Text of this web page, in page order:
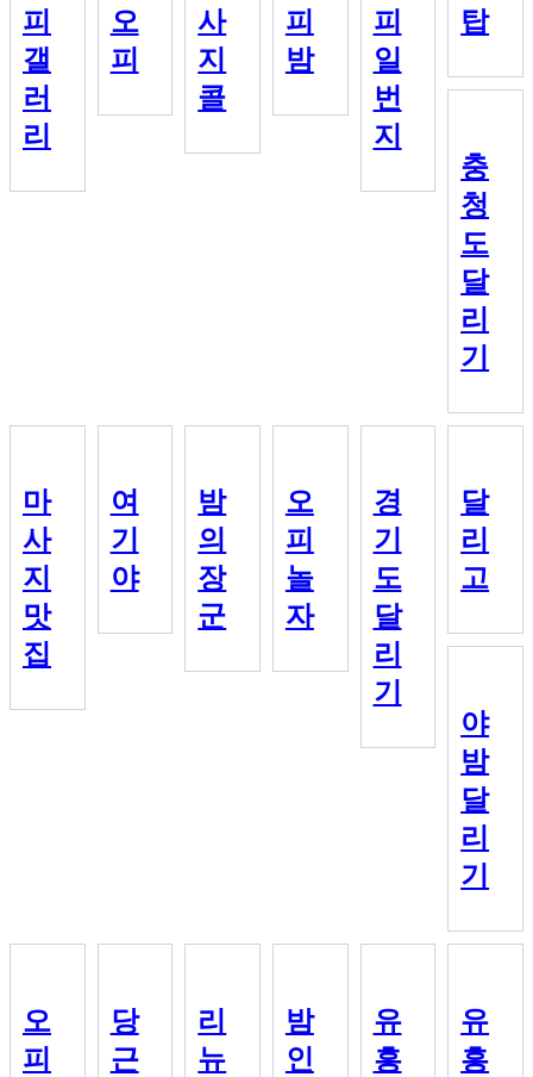
피
갤
러
리
오
피
사
지
콜
피
밤
피
일
번
지
탑
충
청
도
달
리
기
마
사
지
맛
집
여
기
야
밤
의
장
군
오
피
놀
자
경
기
도
달
리
기
달
리
고
야
밤
달
리
기
오
피
당
근
리
뉴
밤
인
유
흥
유
흥